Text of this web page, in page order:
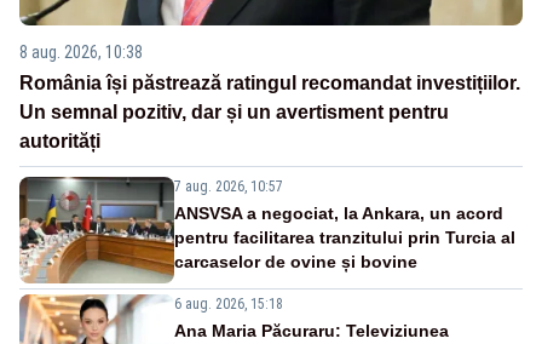
8 aug. 2026, 10:38
România își păstrează ratingul recomandat investițiilor.
Un semnal pozitiv, dar și un avertisment pentru
autorități
7 aug. 2026, 10:57
ANSVSA a negociat, la Ankara, un acord
pentru facilitarea tranzitului prin Turcia al
carcaselor de ovine și bovine
6 aug. 2026, 15:18
Ana Maria Păcuraru: Televiziunea